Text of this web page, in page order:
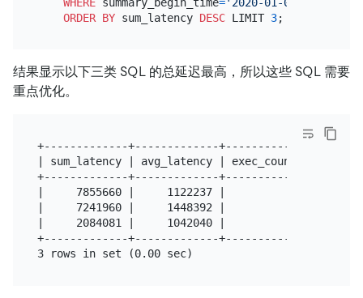
ORDER BY sum_latency DESC LIMIT 3
结果显示以下三类 SQL 的总延迟最高，所以这些 SQL 需要
重点优化。
+-------------+-------------+------------
| sum_latency | avg_latency |
+-------------+-------------+------------
|     7855660 |     1122237 |          7 | select
|     7241960 |     1448392 |          5 | select *
|     2084081 |     1042040 |          2 |
+-------------+-------------+------------